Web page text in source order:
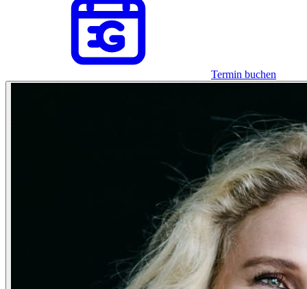
Termin buchen